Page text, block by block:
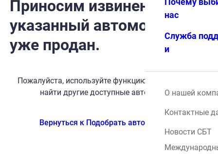
нас
Служба
и
О нашей
Контактные
Новости СБТ
Приносим извинения, но
указанный автомобиль
уже продан.
Пожалуйста, используйте функцию поиска, чтобы
найти другие доступные автомобили.
Вернуться к Подобрать автомобиль